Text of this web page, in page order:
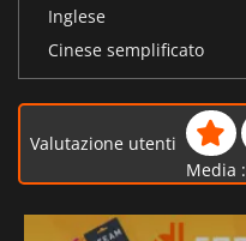
Inglese
Cinese semplificato
Valutazione utenti
Media :